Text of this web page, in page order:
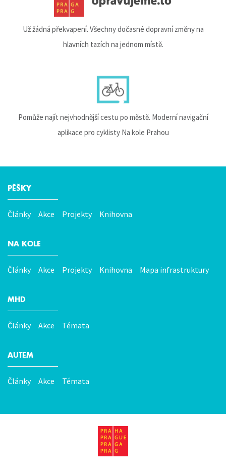
Už žádná překvapení. Všechny dočasné dopravní změny na
hlavních tazích na jednom místě.
Pomůže najít nejvhodnější cestu po městě. Moderní navigační
aplikace pro cyklisty Na kole Prahou
Hlavní
menu
PĚŠKY
Články Akce Projekty Knihovna
NA KOLE
Články Akce Projekty Knihovna Mapa infrastruktury
MHD
Články Akce Témata
AUTEM
Články Akce Témata